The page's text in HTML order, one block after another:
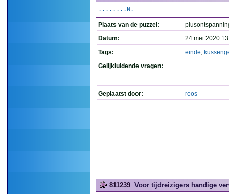
........N.
Plaats van de puzzel:
Datum:
24 mei 2020
Tags:
einde,
Gelijkluidende vragen:
Geplaatst door: roos
811239 Voor tijdreizigers handige